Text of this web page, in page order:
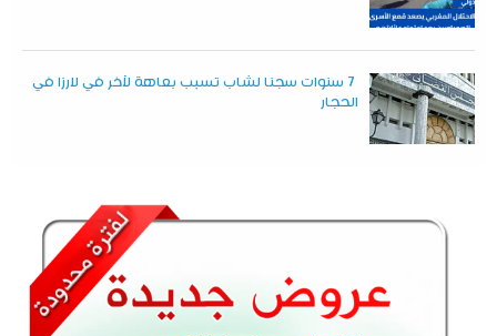
7 سنوات سجنا لشاب تسبب بعاهة لآخر في لارزا في
الحجار